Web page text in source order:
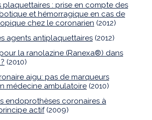
plaquettaires : prise en compte des
et hémorragique en cas de
chez le coronarien (2012)
agents antiplaquettaires (2012)
la ranolazine (Ranexa®) dans
(2010)
aigu: pas de marqueurs
médecine ambulatoire (2010)
endoprothèses coronaires à
actif(2009)